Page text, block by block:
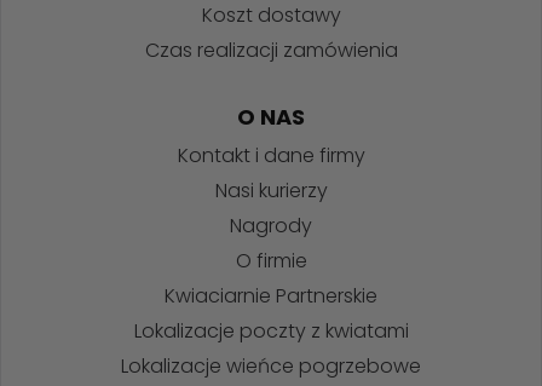
Koszt dostawy
Czas realizacji zamówienia
O NAS
Kontakt i dane firmy
Nasi kurierzy
Nagrody
O firmie
Kwiaciarnie Partnerskie
Lokalizacje poczty z kwiatami
Lokalizacje wieńce pogrzebowe